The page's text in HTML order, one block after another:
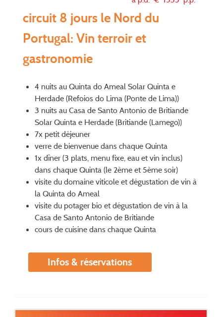
circuit 8 jours le Nord du
Portugal: Vin terroir et
gastronomie
4 nuits au Quinta do Ameal Solar Quinta e
Herdade (Refoios do Lima (Ponte de Lima))
3 nuits au Casa de Santo Antonio de Britiande
Solar Quinta e Herdade (Britiande (Lamego))
7x petit déjeuner
verre de bienvenue dans chaque Quinta
1x dîner (3 plats, menu fixe, eau et vin inclus)
dans chaque Quinta (le 2ème et 5ème soir)
visite du domaine viticole et dégustation de vin à
la Quinta do Ameal
visite du potager bio et dégustation de vin à la
Casa de Santo Antonio de Britiande
cours de cuisine dans chaque Quinta
Infos & réservations